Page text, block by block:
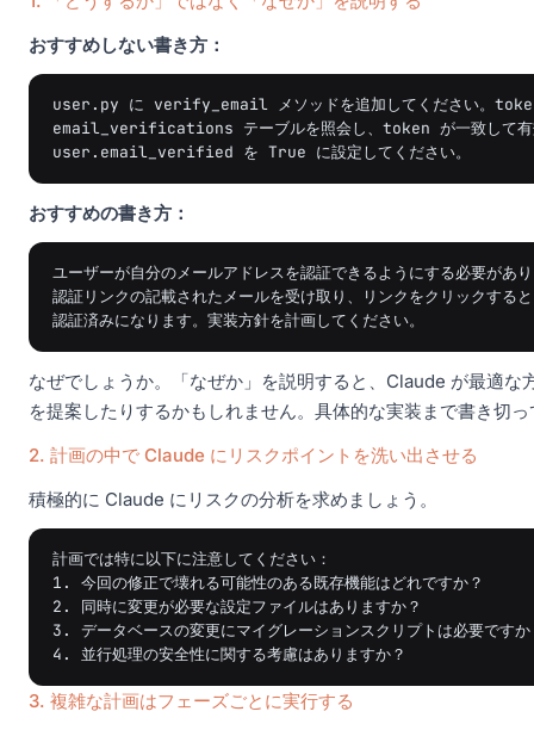
おすすめしない書き方：
user.py に verify_email メソッドを追加してください。token
email_verifications テーブルを照会し、token が一致して有
おすすめの書き方：
ユーザーが自分のメールアドレスを認証できるようにする必要があ
認証リンクの記載されたメールを受け取り、リンクをクリックする
なぜでしょうか。「なぜか」を説明すると、Claude が最適
を提案したりするかもしれません。具体的な実装まで書き切
2. 計画の中で Claude にリスクポイントを洗い出させる
積極的に Claude にリスクの分析を求めましょう。
計画では特に以下に注意してください：
1. 今回の修正で壊れる可能性のある既存機能はどれですか？
2. 同時に変更が必要な設定ファイルはありますか？
3. データベースの変更にマイグレーションスクリプトは必要ですか
3. 複雑な計画はフェーズごとに実行する